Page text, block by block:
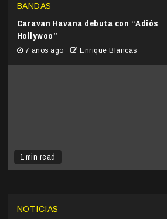
1 min read
BANDAS
Caravan Havana debuta con “Adiós
Hollywoo”
7 años ago Enrique Blancas
NOTICIAS